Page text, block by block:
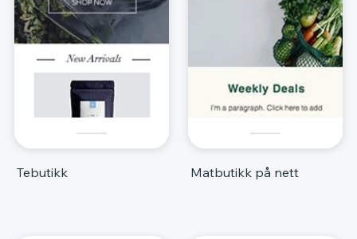
Tebutikk Matbutikk på nett